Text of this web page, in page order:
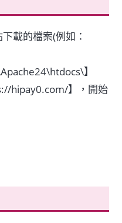
載的檔案(例如：
】
hipay0.com/】，開始